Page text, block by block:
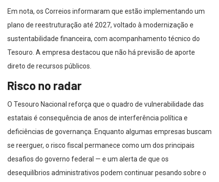
Em nota, os Correios informaram que estão implementando um
plano de reestruturação até 2027, voltado à modernização e
sustentabilidade financeira, com acompanhamento técnico do
Tesouro. A empresa destacou que não há previsão de aporte
direto de recursos públicos.
Risco no radar
O Tesouro Nacional reforça que o quadro de vulnerabilidade das
estatais é consequência de anos de interferência política e
deficiências de governança. Enquanto algumas empresas buscam
se reerguer, o risco fiscal permanece como um dos principais
desafios do governo federal — e um alerta de que os
desequilíbrios administrativos podem continuar pesando sobre o